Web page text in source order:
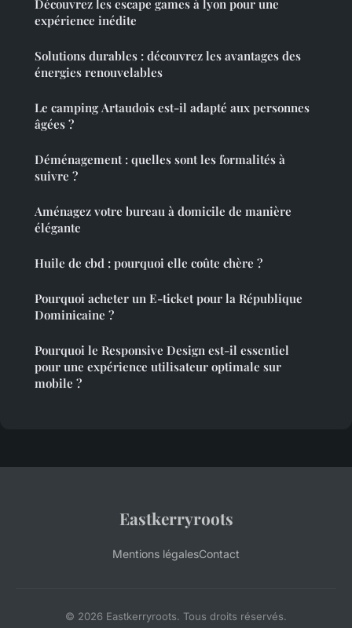
Découvrez les escape games à lyon pour une
expérience inédite
Solutions durables : découvrez les avantages des
énergies renouvelables
Le camping Artaudois est-il adapté aux personnes
âgées ?
Déménagement : quelles sont les formalités à
suivre ?
Aménagez votre bureau à domicile de manière
élégante
Huile de cbd : pourquoi elle coûte chère ?
Pourquoi acheter un E-ticket pour la République
Dominicaine ?
Pourquoi le Responsive Design est-il essentiel
pour une expérience utilisateur optimale sur
mobile ?
Eastkerryroots
Mentions légalesContact
© 2026 Eastkerryroots. Tous droits réservés.